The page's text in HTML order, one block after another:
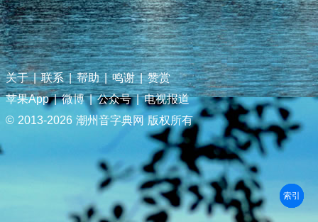
关于 | 联系 | 帮助 | 鸣谢 | 赞赏
苹果App | 微博 | 公众号 | 电视报道
© 2013-2026 潮州音字典网 版权所有
部首
笔划
拼音
潮拼